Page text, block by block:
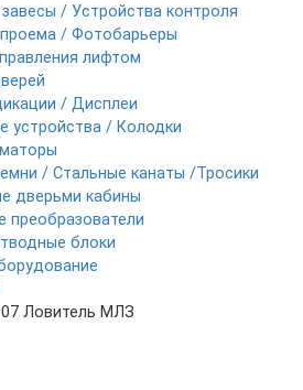
/ Устройства контроля
/ Фотобарьеры
лифтом
/ Дисплеи
устройства / Колодки
/ Стальные канаты /Тросики
дверьми кабины
преобразователи
блоки
07 Ловитель МЛЗ